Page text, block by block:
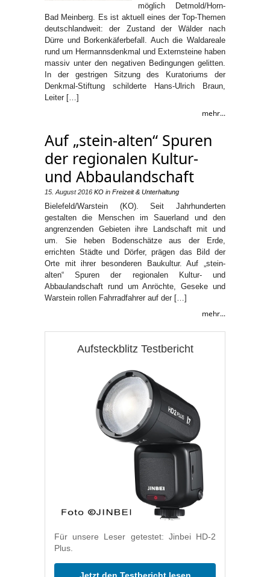
möglich Detmold/Horn-
Bad Meinberg. Es ist aktuell eines der Top-Themen
deutschlandweit: der Zustand der Wälder nach
Dürre und Borkenkäferbefall. Auch die Waldareale
rund um Hermannsdenkmal und Externsteine haben
massiv unter den negativen Bedingungen gelitten.
In der gestrigen Sitzung des Kuratoriums der
Denkmal-Stiftung schilderte Hans-Ulrich Braun,
Leiter […]
mehr...
Auf „stein-alten“ Spuren
der regionalen Kultur-
und Abbaulandschaft
15. August 2016 KO in Freizeit & Unterhaltung
Bielefeld/Warstein (KO). Seit Jahrhunderten
gestalten die Menschen im Sauerland und den
angrenzenden Gebieten ihre Landschaft mit und
um. Sie heben Bodenschätze aus der Erde,
errichten Städte und Dörfer, prägen das Bild der
Orte mit ihrer besonderen Baukultur. Auf „stein-
alten“ Spuren der regionalen Kultur- und
Abbaulandschaft rund um Anröchte, Geseke und
Warstein rollen Fahrradfahrer auf der […]
mehr...
Aufsteckblitz Testbericht
Für unsere Leser getestet: Jinbei HD-2
Plus.
Jetzt den Testbericht lesen